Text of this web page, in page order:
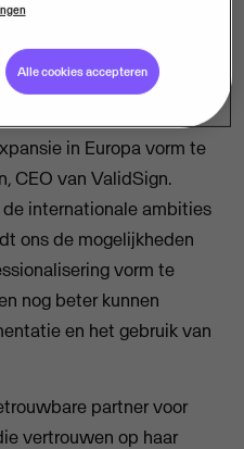
“Deze overname
van ValidSign,
om onze marktpositie
in Europa vorm te
CEO van ValidSign.
internationale ambities
ons de mogelijkheden
vorm te
nog beter kunnen
en het gebruik van
partner voor
vertrouwen op haar
Alle cookies accepteren